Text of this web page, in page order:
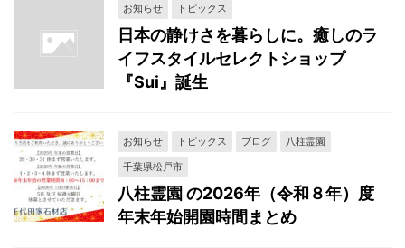
お知らせ トピックス
日本の静けさを暮らしに。癒しのラ
イフスタイルセレクトショップ
『Sui』誕生
お知らせ トピックス ブログ
八柱霊園
千葉県松戸市
八柱霊園 の2026年（令和８年）度
年末年始開園時間まとめ